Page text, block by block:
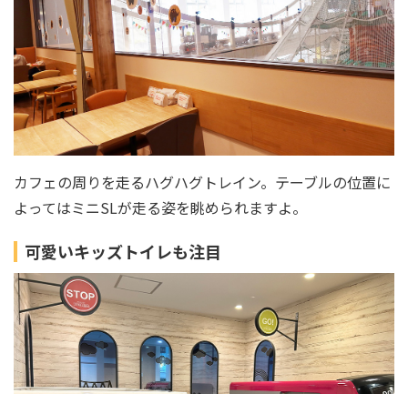
カフェの周りを走るハグハグトレイン。テーブルの位置に
よってはミニSLが走る姿を眺められますよ。
可愛いキッズトイレも注目